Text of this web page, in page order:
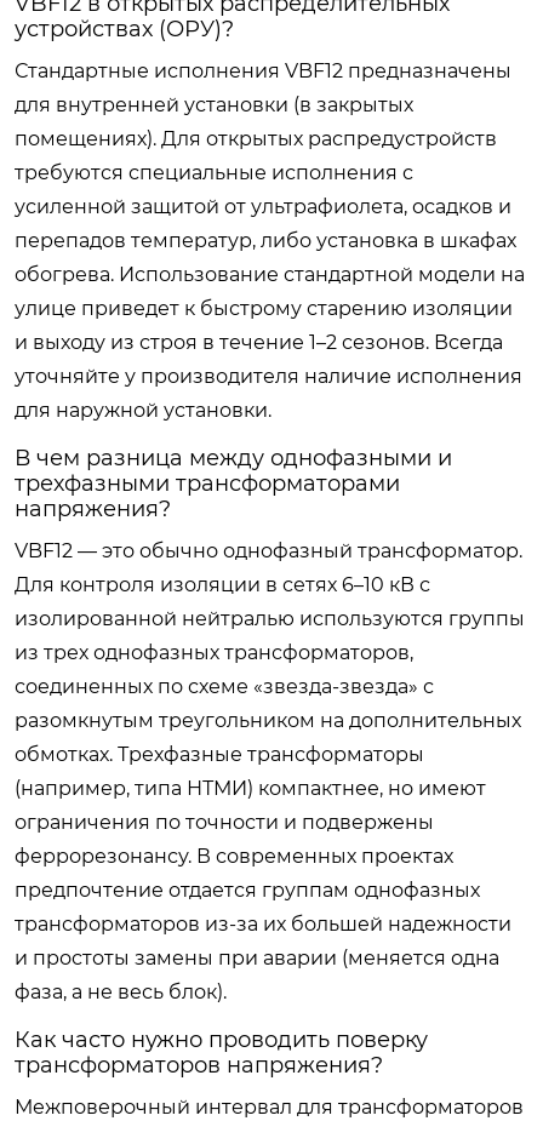
устройствах (ОРУ)?
Стандартные исполнения VBF12 предназначены
для внутренней установки (в закрытых
помещениях). Для открытых распредустройств
требуются специальные исполнения с
усиленной защитой от ультрафиолета, осадков и
перепадов температур, либо установка в шкафах
обогрева. Использование стандартной модели на
улице приведет к быстрому старению изоляции
и выходу из строя в течение 1–2 сезонов. Всегда
уточняйте у производителя наличие исполнения
для наружной установки.
В чем разница между однофазными и
трехфазными трансформаторами
напряжения?
VBF12 — это обычно однофазный трансформатор.
Для контроля изоляции в сетях 6–10 кВ с
изолированной нейтралью используются группы
из трех однофазных трансформаторов,
соединенных по схеме «звезда-звезда» с
разомкнутым треугольником на дополнительных
обмотках. Трехфазные трансформаторы
(например, типа НТМИ) компактнее, но имеют
ограничения по точности и подвержены
феррорезонансу. В современных проектах
предпочтение отдается группам однофазных
трансформаторов из-за их большей надежности
и простоты замены при аварии (меняется одна
фаза, а не весь блок).
Как часто нужно проводить поверку
трансформаторов напряжения?
Межповерочный интервал для трансформаторов